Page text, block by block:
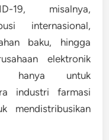
19, misalnya,
internasional,
baku, hingga
elektronik
hanya untuk
industri farmasi
mendistribusikan